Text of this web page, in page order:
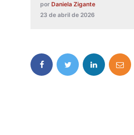
por Daniela Zigante
23 de abril de 2026